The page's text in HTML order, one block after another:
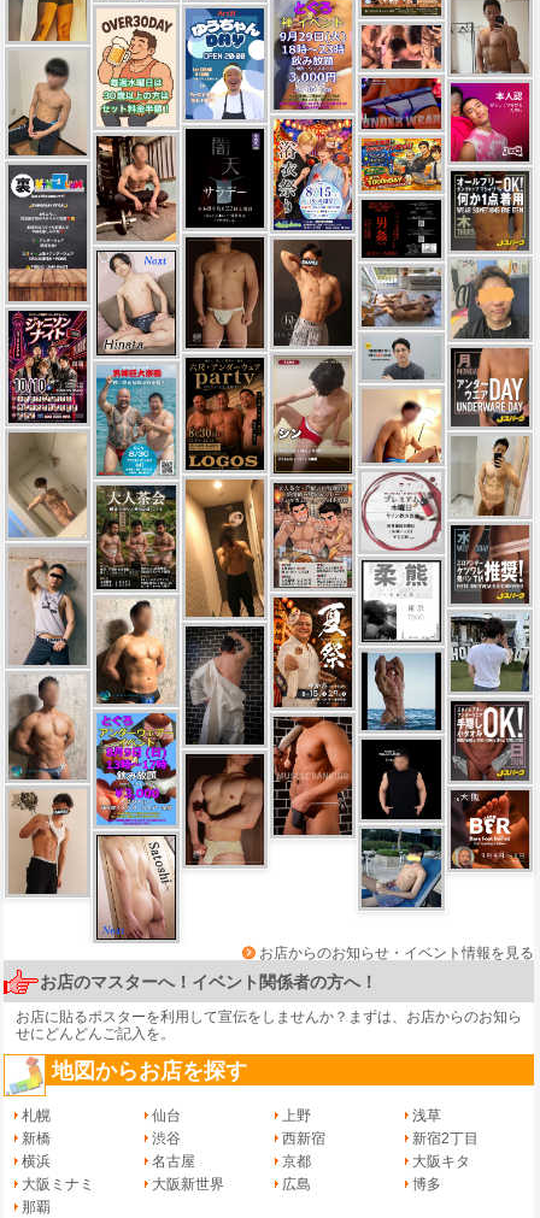
お店からのお知らせ・イベント情報を見る
お店のマスターへ！イベント関係者の方へ！
お店に貼るポスターを利用して宣伝をしませんか？まずは、 お店からのお知ら
せにどんどんご記入を。
地図からお店を探す
札幌 仙台 上野
浅草
新橋
渋谷 西新宿
新宿2丁目
横浜
名古屋 京都
大阪キタ
大阪ミナミ
大阪新世界 広島
博多
那覇